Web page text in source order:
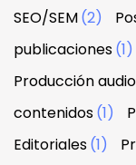
SEO/SEM(2)
publicaciones(1)
Producción
contenidos(1)
Editoriales(1)